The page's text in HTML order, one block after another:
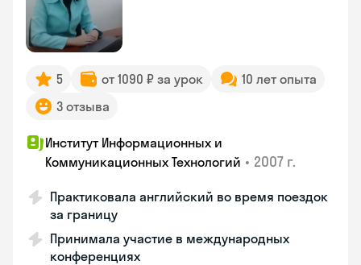
5 от 1090 ₽ за урок
10 лет опыта
3 отзыва
Институт Информационных и
Коммуникационных Технологий • 2007 г.
Практиковала английский во время поездок
за границу
Принимала участие в международных
конференциях